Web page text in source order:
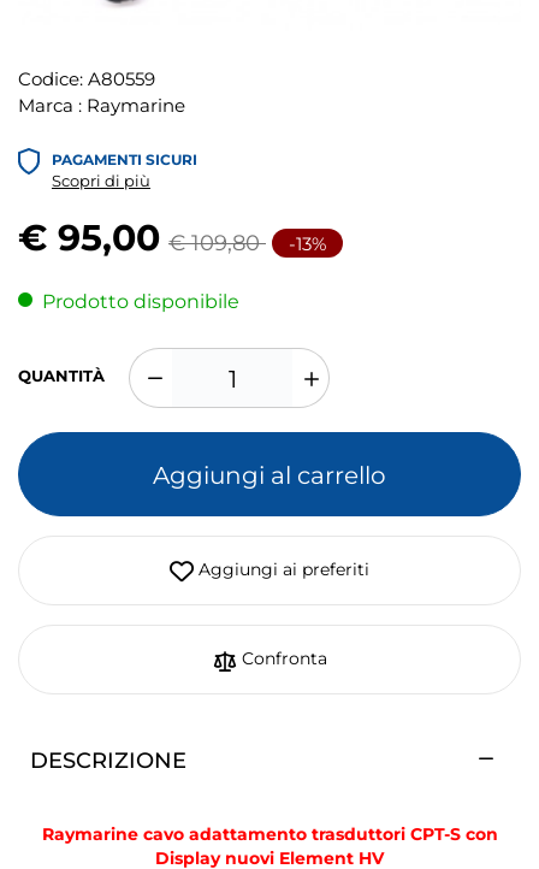
Codice: A80559
Marca : Raymarine
PAGAMENTI SICURI
Scopri di più
€ 95,00 € 109,80 -13%
Prodotto disponibile
QUANTITÀ
Aggiungi al carrello
Aggiungi ai preferiti
Confronta
DESCRIZIONE
Raymarine cavo adattamento trasduttori CPT-S con
Display nuovi Element HV